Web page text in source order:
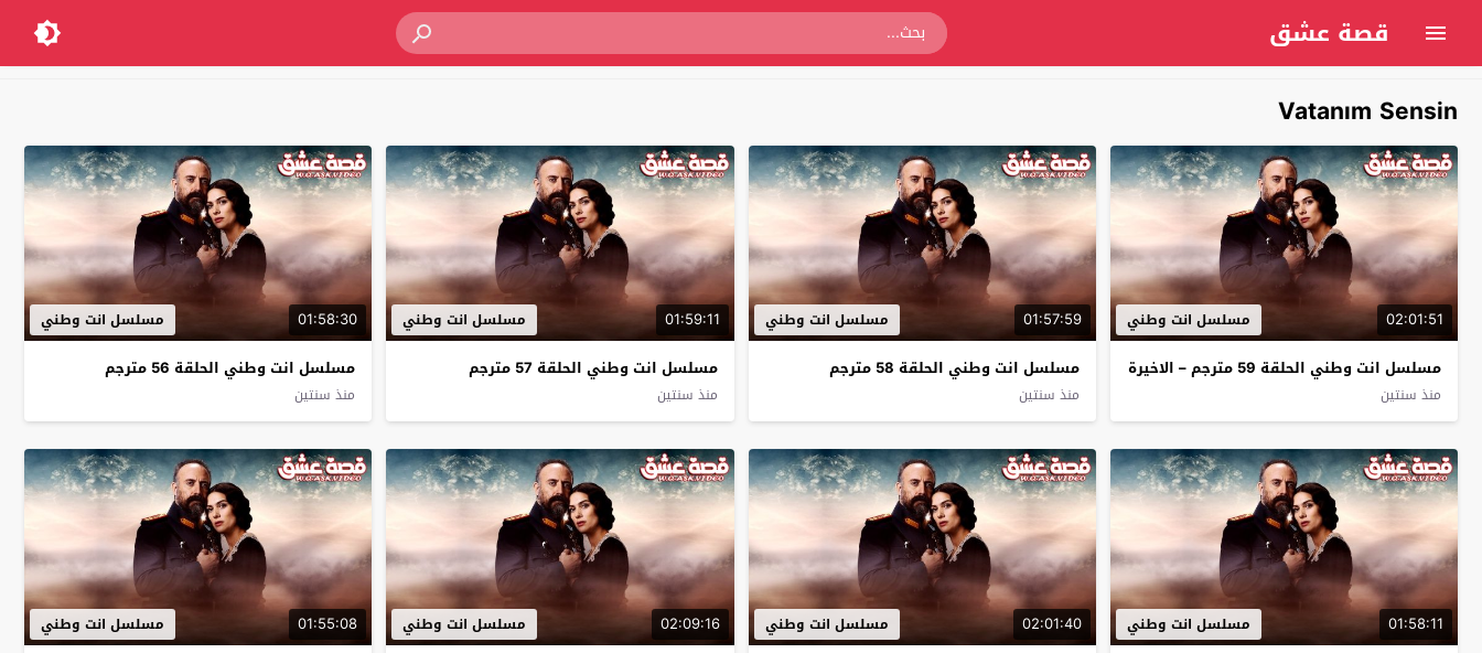
قصة عشق
Vatanım Sensin
02:01:51 مسلسل انت وطني
مسلسل انت وطني الحلقة 59 مترجم – الاخيرة
منذ سنتين
01:57:59 مسلسل انت وطني
مسلسل انت وطني الحلقة 58 مترجم
منذ سنتين
01:59:11 مسلسل انت وطني
مسلسل انت وطني الحلقة 57 مترجم
منذ سنتين
01:58:30 مسلسل انت وطني
مسلسل انت وطني الحلقة 56 مترجم
منذ سنتين
01:58:11 مسلسل انت وطني 02:01:40 مسلسل انت وطني 02:09:16 مسلسل انت وطني 01:55:08 مسلسل انت وطني